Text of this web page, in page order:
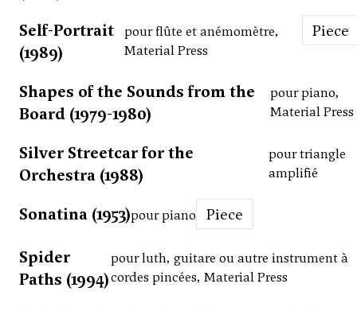
Self-Portrait
(1989)
pour flûte et anémomètre,
Material Press
Piece
Shapes of the Sounds from the
Board (1979-1980)
pour piano,
Material Press
Silver Streetcar for the
Orchestra (1988)
pour triangle
amplifié
Sonatina (1953)pour piano Piece
Spider
Paths (1994)
pour luth, guitare ou autre instrument à
cordes pincées, Material Press